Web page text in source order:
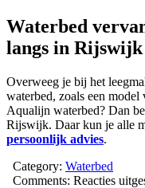
Waterbed
langs in Rijswijk
Overweeg je bij het
waterbed, zoals een model
Aqualijn waterbed? Dan
Rijswijk. Daar kun je alle
persoonlijk advies.
Category: Waterbed
Comments: Reacties